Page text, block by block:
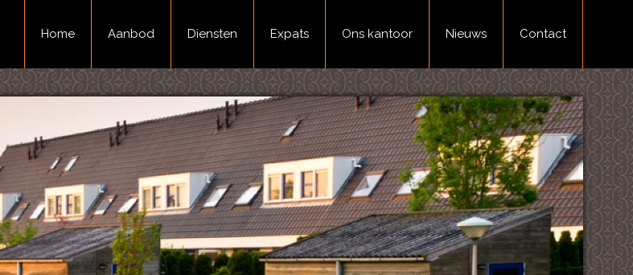
Home Aanbod Diensten Expats Ons kantoor Nieuws Contact